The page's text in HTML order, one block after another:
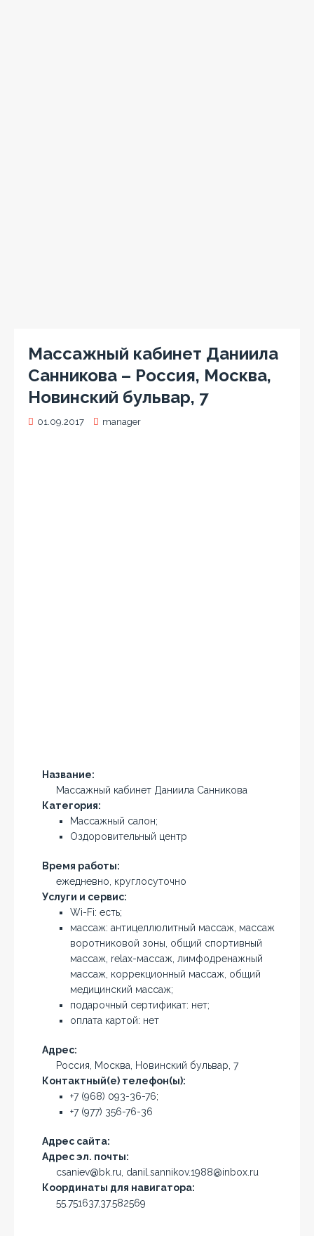
Массажный кабинет Даниила
Санникова – Россия, Москва,
Новинский бульвар, 7
01.09.2017 manager
Название:
Массажный кабинет Даниила Санникова
Категория:
Массажный салон;
Оздоровительный центр
Время работы:
ежедневно, круглосуточно
Услуги и сервис:
Wi-Fi: есть;
массаж: антицеллюлитный массаж, массаж
воротниковой зоны, общий спортивный
массаж, relax-массаж, лимфодренажный
массаж, коррекционный массаж, общий
медицинский массаж;
подарочный сертификат: нет;
оплата картой: нет
Адрес:
Россия, Москва, Новинский бульвар, 7
Контактный(е) телефон(ы):
+7 (968) 093-36-76;
+7 (977) 356-76-36
Адрес сайта:
Адрес эл. почты:
csaniev@bk.ru, danil.sannikov.1988@inbox.ru
Координаты для навигатора:
55.751637,37.582569